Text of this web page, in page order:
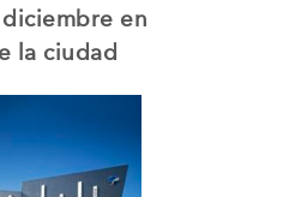
en
la ciudad